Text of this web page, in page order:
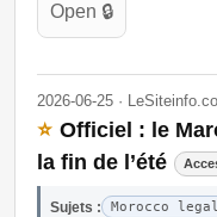
Open 🔒
2026-06-25 ·
⭐ Officiel : le
la fin de l’été
Sujets : Morocco